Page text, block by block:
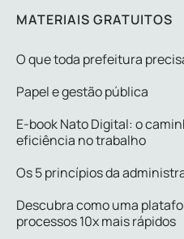
MATERIAIS GRATUITOS
O que toda prefeitura
Papel e gestão pública
E-book Nato Digital: o
eficiência no trabalho
Os 5 princípios da
Descubra como uma
processos 10x mais rápidos